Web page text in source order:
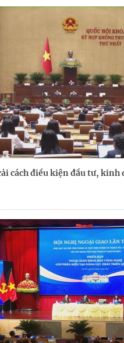
cách điều kiện đầu tư, kinh